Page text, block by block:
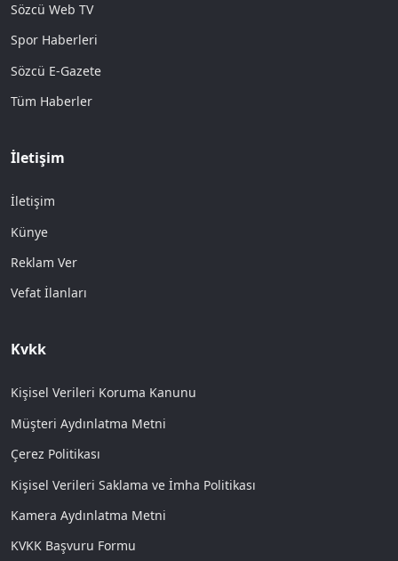
Sözcü Web TV
Spor Haberleri
Sözcü E-Gazete
Tüm Haberler
İletişim
İletişim
Künye
Reklam Ver
Vefat İlanları
Kvkk
Kişisel Verileri Koruma Kanunu
Müşteri Aydınlatma Metni
Çerez Politikası
Kişisel Verileri Saklama ve İmha Politikası
Kamera Aydınlatma Metni
KVKK Başvuru Formu